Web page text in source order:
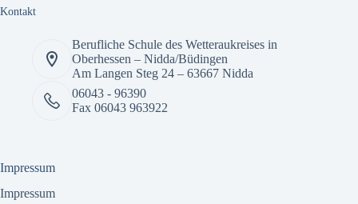
Kontakt
Berufliche Schule des Wetteraukreises in
Oberhessen – Nidda/Büdingen
Am Langen Steg 24 – 63667 Nidda
06043 - 96390
Fax 06043 963922
Impressum
Impressum